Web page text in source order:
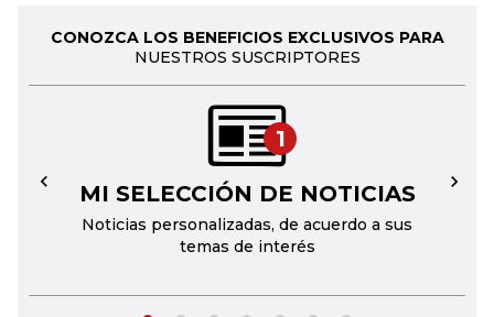
CONOZCA LOS BENEFICIOS EXCLUSIVOS PARA
NUESTROS SUSCRIPTORES
1
MI SELECCIÓN DE NOTICIAS
Noticias personalizadas, de acuerdo a sus
temas de interés
← →